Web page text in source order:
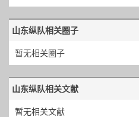
山东纵队相关圈子
暂无相关圈子
山东纵队相关文献
暂无相关文献